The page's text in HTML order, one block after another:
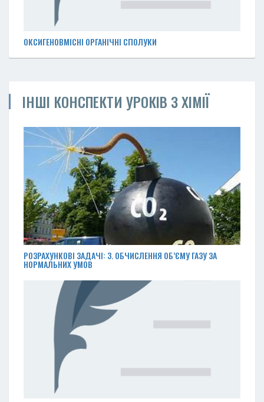
ОКСИГЕНОВМІСНІ ОРГАНІЧНІ СПОЛУКИ
ІНШІ КОНСПЕКТИ УРОКІВ З ХІМІЇ
РОЗРАХУНКОВІ ЗАДАЧІ: 3. ОБЧИСЛЕННЯ ОБ’ЄМУ ГАЗУ ЗА
НОРМАЛЬНИХ УМОВ